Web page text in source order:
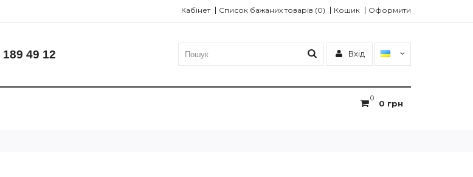
Кабінет Список бажаних товарів (0) Кошик Оформити
189 49 12 Вхід
0
0 грн